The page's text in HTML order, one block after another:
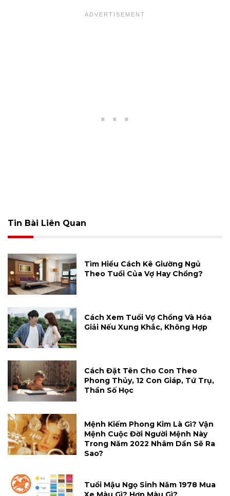
Tin Bài Liên Quan
Tìm Hiểu Cách Kê Giường Ngủ
Theo Tuổi Của Vợ Hay Chồng?
Cách Xem Tuổi Vợ Chồng Và Hóa
Giải Nếu Xung Khắc, Không Hợp
Cách Đặt Tên Cho Con Theo
Phong Thủy, 12 Con Giáp, Tứ Trụ,
Thần Số Học
Mệnh Kiếm Phong Kim Là Gì? Vận
Mệnh Cuộc Đời Người Mệnh Này
Trong Năm 2022 Nhâm Dần Sẽ Ra
Sao?
Tuổi Mậu Ngọ Sinh Năm 1978 Mua